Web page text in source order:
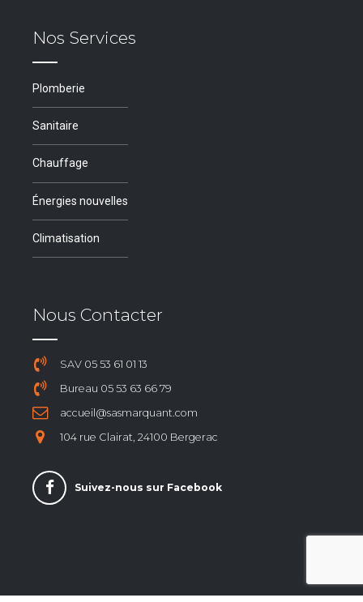
Nos Services
Plomberie
Sanitaire
Chauffage
Énergies nouvelles
Climatisation
Nous Contacter
SAV 05 53 61 01 13
Bureau 05 53 63 66 79
accueil@sasmarquant.com
104 rue Clairat, 24100 Bergerac
Suivez-nous sur Facebook